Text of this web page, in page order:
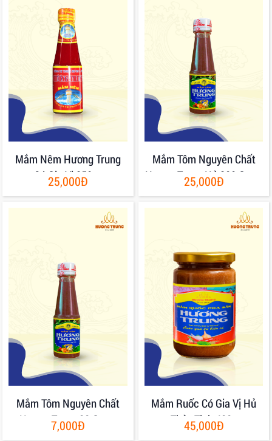
Mắm Nêm Hương Trung
Có Gia Vị 250gr
25,000Đ
Mắm Tôm Nguyên Chất
Hương Trung Hủ 200 Gram
25,000Đ
Mắm Tôm Nguyên Chất
Hương Trung 80 Gram
7,000Đ
Mắm Ruốc Có Gia Vị Hủ
Thủy Tinh 400g
45,000Đ